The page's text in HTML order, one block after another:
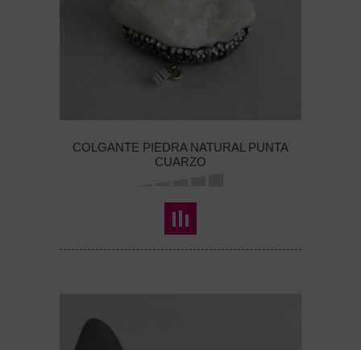
COLGANTE PIEDRA NATURAL PUNTA
CUARZO